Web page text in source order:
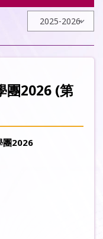
團2026 (第
團2026